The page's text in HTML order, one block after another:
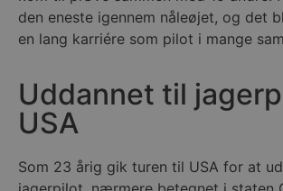
den eneste igennem nåleøjet, og det
en lang karriére som pilot i mange
Uddannet til
USA
Som 23 årig gik turen til USA for at